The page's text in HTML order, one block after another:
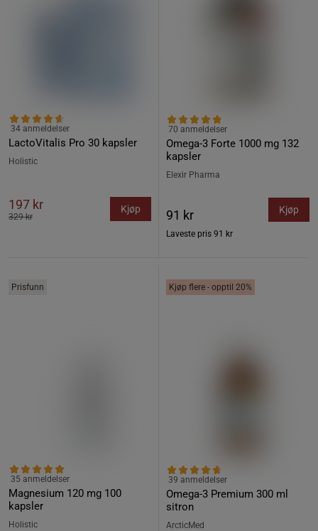
LactoVitalis Pro 30 kapsler
34 anmeldelser
Holistic
197 kr
329 kr
Kjøp
Omega-3 Forte 1000 mg 132
kapsler
70 anmeldelser
Elexir Pharma
91 kr
Laveste pris 91 kr
Kjøp
Prisfunn
Magnesium 120 mg 100
kapsler
35 anmeldelser
Holistic
Kjøp flere - opptil 20%
Omega-3 Premium 300 ml
sitron
39 anmeldelser
ArcticMed